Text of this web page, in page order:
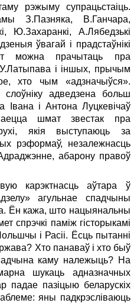
рэжыму супрацьстаiць.
З.Пазняка, В.Ганчара,
Ю.Захаранкі, А.Лябедзькі
ўвагай i прадстаўнiкi
можна прачытаць пра
i iншых, прычым
хто чым «адзначыўся».
адведзена больш
Iвана i Антона Луцкевiчаў
шмат звестак пра
якiя выступаюць за
рэформаў, незалежнасць
абарону правоў
карэктнасць аўтара ў
агульнае спадчыны
Ён кажа, што нацыянальны
спрэчкi памiж гiсторыкамi
i Расii. Ёсць пытанні
Хто панаваў i хто быў
каму належыць? На
шукаць адназначных
падае пазiцыю беларускiх
яны падкрэслiваюць